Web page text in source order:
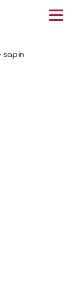
sapin